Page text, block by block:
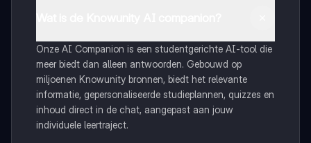
Onze AI Companion is een studentgerichte AI-tool die
meer biedt dan alleen antwoorden. Gebouwd op
miljoenen Knowunity bronnen, biedt het relevante
informatie, gepersonaliseerde studieplannen, quizzes en
inhoud direct in de chat, aangepast aan jouw
individuele leertraject.